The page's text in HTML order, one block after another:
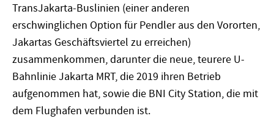
TransJakarta-Buslinien (einer anderen
erschwinglichen Option für Pendler aus den Vororten,
Jakartas Geschäftsviertel zu erreichen)
zusammenkommen, darunter die neue, teurere U-
Bahnlinie Jakarta MRT, die 2019 ihren Betrieb
aufgenommen hat, sowie die BNI City Station, die mit
dem Flughafen verbunden ist.